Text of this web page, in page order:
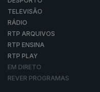
TELEVISÃO
RÁDIO
RTP ARQUIVOS
RTP ENSINA
RTP PLAY
EM DIRETO
REVER PROGRAMAS